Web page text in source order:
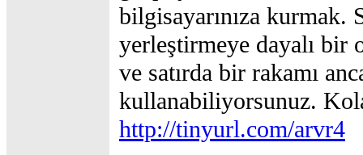
bilgisayarınıza kurmak.
yerleştirmeye dayalı bir
ve satırda bir rakamı
kullanabiliyorsunuz.
http://tinyurl.com/arvr4